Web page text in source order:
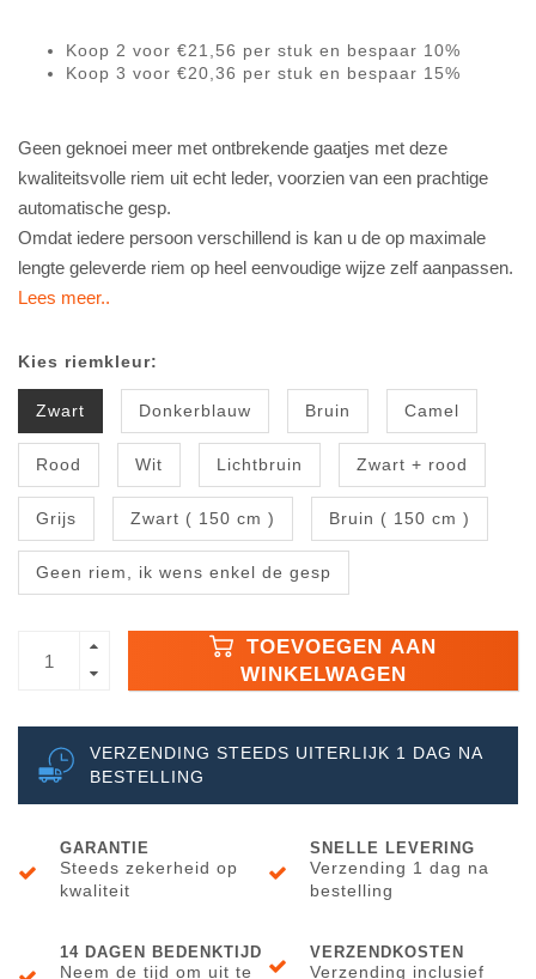
Koop 2 voor €21,56 per stuk en bespaar 10%
Koop 3 voor €20,36 per stuk en bespaar 15%
Geen geknoei meer met ontbrekende gaatjes met deze
kwaliteitsvolle riem uit echt leder, voorzien van een prachtige
automatische gesp.
Omdat iedere persoon verschillend is kan u de op maximale
lengte geleverde riem op heel eenvoudige wijze zelf aanpassen.
Lees meer..
Kies riemkleur:
Zwart Donkerblauw Bruin Camel
Rood Wit Lichtbruin Zwart + rood
Grijs Zwart ( 150 cm ) Bruin ( 150 cm )
Geen riem, ik wens enkel de gesp
TOEVOEGEN AAN
WINKELWAGEN
VERZENDING STEEDS UITERLIJK 1 DAG NA
BESTELLING
GARANTIE
Steeds zekerheid op
kwaliteit
SNELLE LEVERING
Verzending 1 dag na
bestelling
14 DAGEN BEDENKTIJD
Neem de tijd om uit te
VERZENDKOSTEN
Verzending inclusief